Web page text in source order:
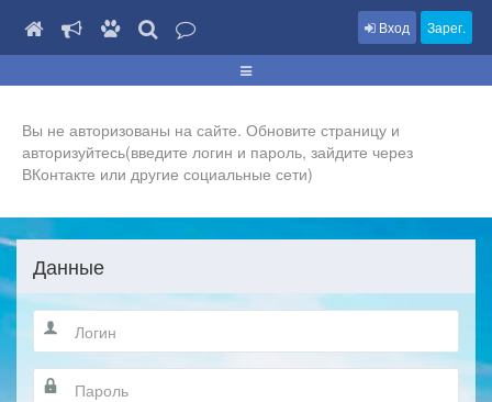
Вход Зарег.
Вы не авторизованы на сайте. Обновите страницу и
авторизуйтесь(введите логин и пароль, зайдите через
ВКонтакте или другие социальные сети)
Данные